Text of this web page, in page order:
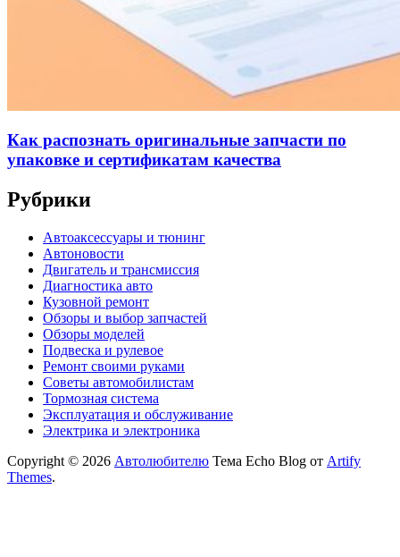
Как распознать оригинальные запчасти по
упаковке и сертификатам качества
Рубрики
Автоаксессуары и тюнинг
Автоновости
Двигатель и трансмиссия
Диагностика авто
Кузовной ремонт
Обзоры и выбор запчастей
Обзоры моделей
Подвеска и рулевое
Ремонт своими руками
Советы автомобилистам
Тормозная система
Эксплуатация и обслуживание
Электрика и электроника
Copyright © 2026 Автолюбителю Тема Echo Blog от Artify
Themes.